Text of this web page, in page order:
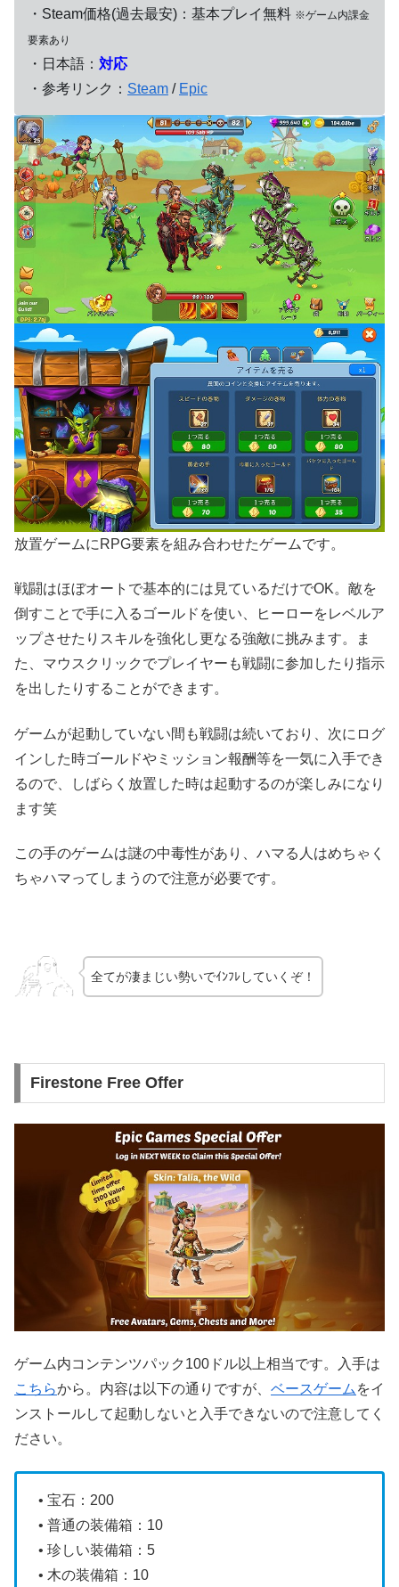
・Steam価格(過去最安)：基本プレイ無料 ※ゲーム内課金
要素あり
・日本語： 対応
・参考リンク： Steam / Epic
放置ゲームにRPG要素を組み合わせたゲームです。
戦闘はほぼオートで基本的には見ているだけでOK。敵を
倒すことで手に入るゴールドを使い、ヒーローをレベルア
ップさせたりスキルを強化し更なる強敵に挑みます。ま
た、マウスクリックでプレイヤーも戦闘に参加したり指示
を出したりすることができます。
ゲームが起動していない間も戦闘は続いており、次にログ
インした時ゴールドやミッション報酬等を一気に入手でき
るので、しばらく放置した時は起動するのが楽しみになり
ます笑
この手のゲームは謎の中毒性があり、ハマる人はめちゃく
ちゃハマってしまうので注意が必要です。
全てが凄まじい勢いでｲﾝﾌﾚしていくぞ！
Firestone Free Offer
ゲーム内コンテンツパック100ドル以上相当です。入手は
こちらから。内容は以下の通りですが、 ベースゲーム をイ
ンストールして起動しないと入手できないので注意してく
ださい。
• 宝石：200
• 普通の装備箱：10
• 珍しい装備箱：5
• 木の装備箱：10